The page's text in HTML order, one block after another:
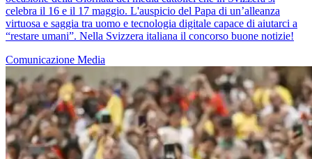
celebra il 16 e il 17 maggio. L'auspicio del Papa di un’alleanza
virtuosa e saggia tra uomo e tecnologia digitale capace di aiutarci a
“restare umani”. Nella Svizzera italiana il concorso buone notizie!
Comunicazione Media